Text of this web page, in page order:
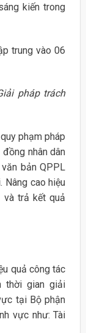
kiến trong
trung vào 06
pháp trách
phạm pháp
nhân dân
bản QPPL
Nâng cao hiệu
và trả kết quả
quả công tác
thời gian giải
tại Bộ phận
vực như: Tài